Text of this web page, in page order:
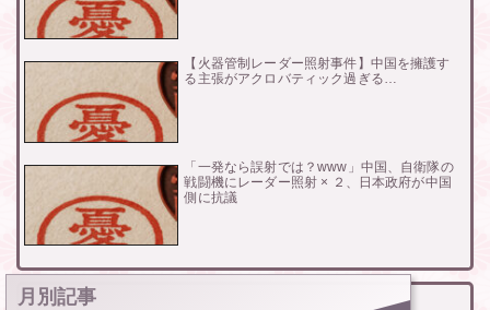
【火器管制レーダー照射事件】中国を擁護す
る主張がアクロバティック過ぎる…
「一発なら誤射では？www」中国、自衛隊の
戦闘機にレーダー照射 × ２、日本政府が中国
側に抗議
月別記事